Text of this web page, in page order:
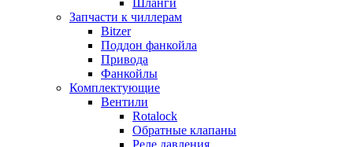
Шланги
Запчасти к чиллерам
Bitzer
Поддон фанкойла
Привода
Фанкойлы
Комплектующие
Вентили
Rotalock
Обратные клапаны
Реле давления